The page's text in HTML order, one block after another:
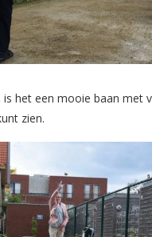
is het een mooie baan met
zien.